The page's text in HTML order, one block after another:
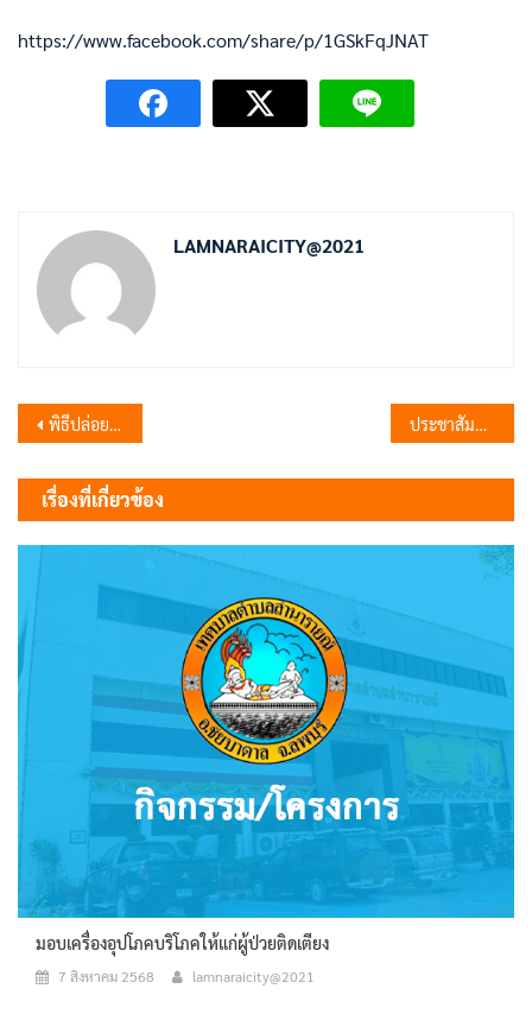
https://www.facebook.com/share/p/1GSkFqJNAT
LAMNARAICITY@2021
แนะแนว
เรื่อง
พิธีปล่อยแถวระดมกวาดล้างอาชญากรรม ประชาสัมพันธ์การประชุมสภาเทศบาลตำบลลำนารายณ์ สมัยสามัญ สมัยที่ 4 ประจำปี พ.ศ. 2567
เรื่องที่เกี่ยวข้อง
มอบเครื่องอุปโภคบริโภคให้แก่ผู้ป่วยติดเตียง
7 สิงหาคม 2568 lamnaraicity@2021